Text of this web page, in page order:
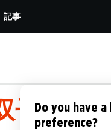
記事
子Do you have a
preference?